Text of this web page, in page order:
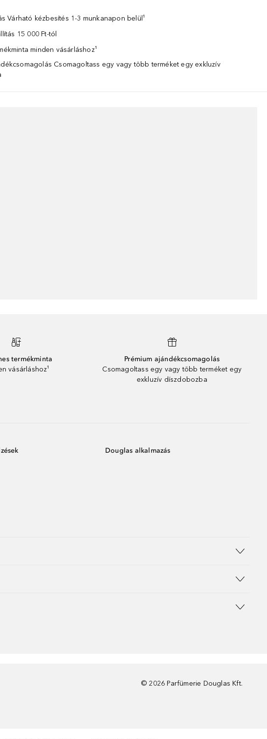
Várható kézbesítés 1-3 munkanapon belül¹
15 000 Ft-tól
minden vásárláshoz¹
Csomagoltass egy vagy több terméket egy exkluzív
termékminta
vásárláshoz¹
Prémium ajándékcsomagolás
Csomagoltass egy vagy több terméket egy
exkluzív díszdobozba
Douglas alkalmazás
© 2026 Parfümerie Douglas Kft.